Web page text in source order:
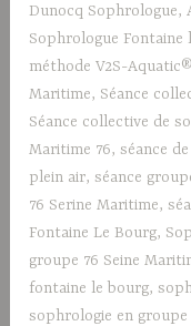
Dunocq Sophrologue,
Sophrologue
méthode V2S-Aquatic®
Maritime, Séance
Séance collective de
Maritime 76,séance
plein air,séance
76 Serine Maritime,
Fontaine Le Bourg,
groupe 76 Seine
fontaine le bourg,
sophrologie en groupe